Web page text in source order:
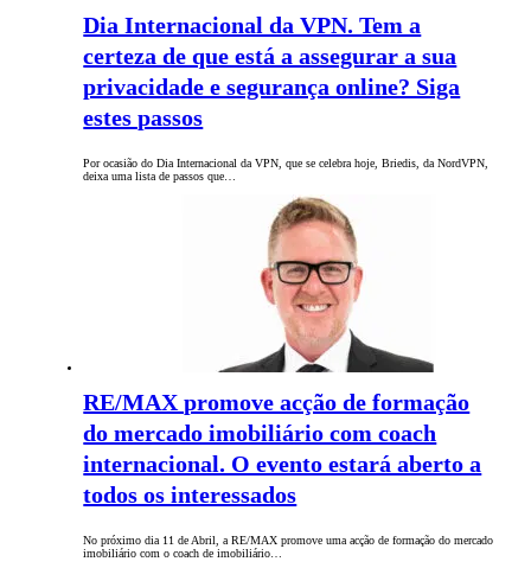
Dia Internacional da VPN. Tem a
certeza de que está a assegurar a sua
privacidade e segurança online? Siga
estes passos
Por ocasião do Dia Internacional da VPN, que se celebra hoje, Briedis, da NordVPN,
deixa uma lista de passos que…
RE/MAX promove acção de formação
do mercado imobiliário com coach
internacional. O evento estará aberto a
todos os interessados
No próximo dia 11 de Abril, a RE/MAX promove uma acção de formação do mercado
imobiliário com o coach de imobiliário…